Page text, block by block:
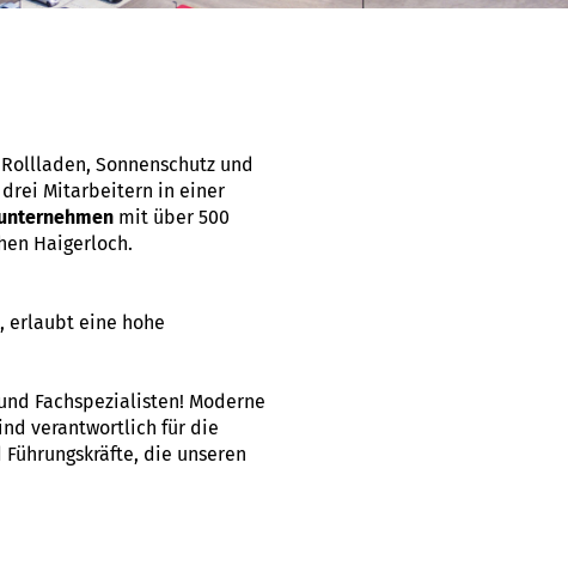
Sonnenschutz und
drei Mitarbeitern in einer
mit über 500
Haigerloch.
erlaubt eine hohe
Fachspezialisten! Moderne
verantwortlich für die
die unseren